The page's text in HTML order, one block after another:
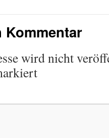
Kommentar
wird nicht